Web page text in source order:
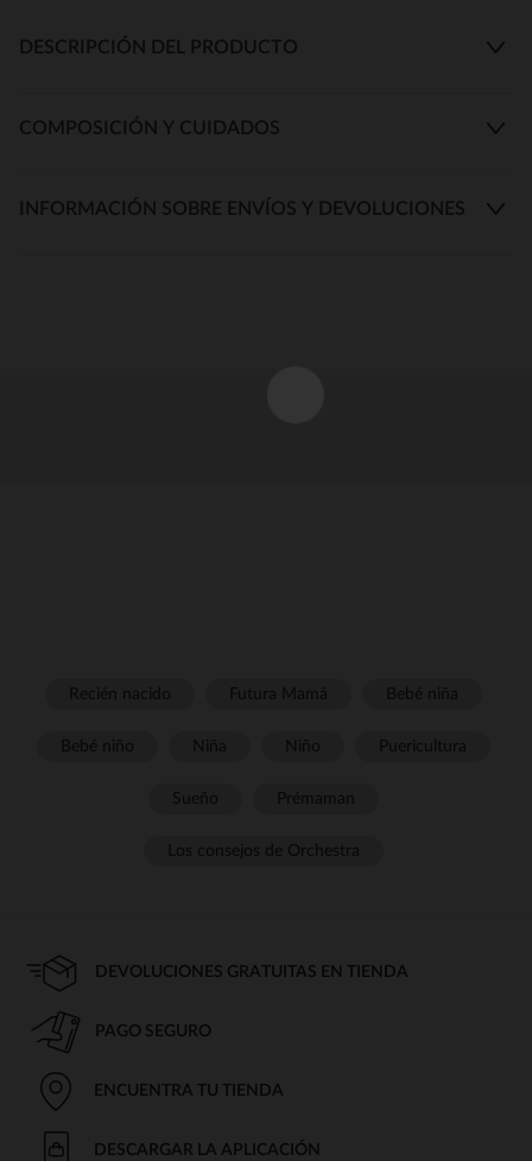
DESCRIPCIÓN DEL PRODUCTO
COMPOSICIÓN Y CUIDADOS
INFORMACIÓN SOBRE ENVÍOS Y DEVOLUCIONES
DEVOLUCIONES GRATUITAS EN TIENDA
PAGO SEGURO
ENCUENTRA TU TIENDA
DESCARGAR LA APLICACIÓN